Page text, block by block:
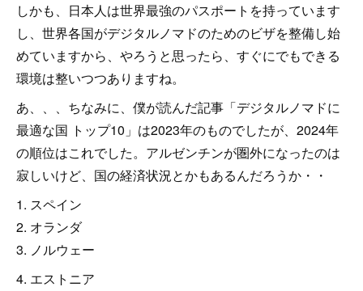
しかも、日本人は世界最強のパスポートを持っています
し、世界各国がデジタルノマドのためのビザを整備し始
めていますから、やろうと思ったら、すぐにでもできる
環境は整いつつありますね。
あ、、、ちなみに、僕が読んだ記事「デジタルノマドに
最適な国 トップ10」は2023年のものでしたが、2024年
の順位はこれでした。アルゼンチンが圏外になったのは
寂しいけど、国の経済状況とかもあるんだろうか・・
1. スペイン
2. オランダ
3. ノルウェー
4. エストニア